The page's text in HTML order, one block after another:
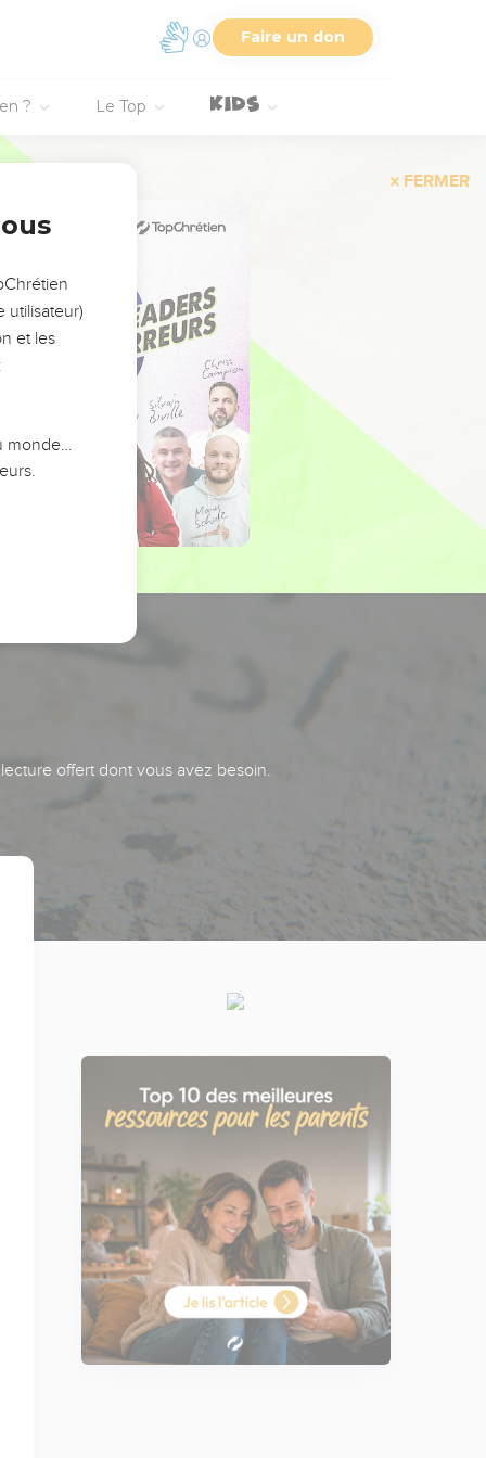
Faire un don
? Le Top
FERMER
offert dont vous avez besoin.
utilisateur)
et les
monde…